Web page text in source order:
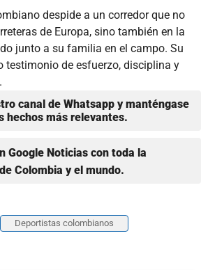
despide a un corredor que no
de Europa, sino también en la
junto a su familia en el campo. Su
testimonio de esfuerzo, disciplina y
canal de Whatsapp y manténgase
hechos más relevantes.
Google Noticias con toda la
Colombia y el mundo.
Deportistas colombianos